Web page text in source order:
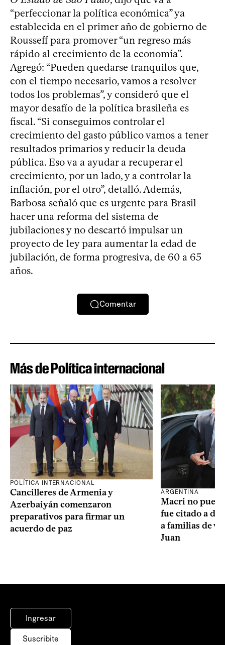
“perfeccionar la política económica” ya
establecida en el primer año de gobierno de
Rousseff para promover “un regreso más
rápido al crecimiento de la economía”.
Agregó: “Pueden quedarse tranquilos que,
con el tiempo necesario, vamos a resolver
todos los problemas”, y consideró que el
mayor desafío de la política brasileña es
fiscal. “Si conseguimos controlar el
crecimiento del gasto público vamos a tener
resultados primarios y reducir la deuda
pública. Eso va a ayudar a recuperar el
crecimiento, por un lado, y a controlar la
inflación, por el otro”, detalló. Además,
Barbosa señaló que es urgente para Brasil
hacer una reforma del sistema de
jubilaciones y no descartó impulsar un
proyecto de ley para aumentar la edad de
jubilación, de forma progresiva, de 60 a 65
años.
Comentar
Más de Política internacional
POLÍTICA INTERNACIONAL
Cancilleres de Armenia y
Azerbaiyán comenzaron
preparativos para firmar un
acuerdo de paz
ARGENTINA
Macri no
fue citado a
a familias de
Juan
Ingresar
Suscribite